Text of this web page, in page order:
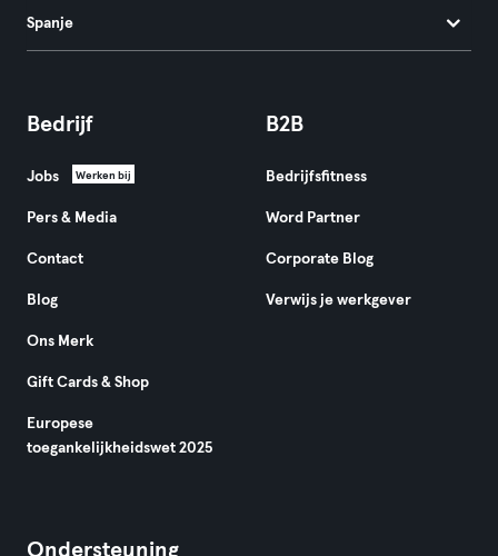
Spanje
Bedrijf
Jobs Werken bij
Pers & Media
Contact
Blog
Ons Merk
Gift Cards & Shop
Europese
toegankelijkheidswet 2025
B2B
Bedrijfsfitness
Word Partner
Corporate Blog
Verwijs je werkgever
Ondersteuning